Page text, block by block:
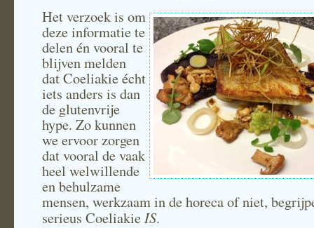
Het verzoek is om
deze informatie te
delen én vooral te
blijven melden
dat Coeliakie écht
iets anders is dan
de glutenvrije
hype. Zo kunnen
we ervoor zorgen
dat vooral de vaak
heel welwillende
en behulzame
mensen, werkzaam in de horeca of niet,
serieus Coeliakie IS.